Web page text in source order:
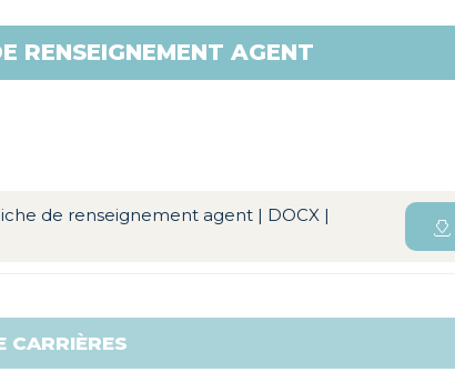
RENSEIGNEMENT AGENT
de renseignement agent | DOCX |